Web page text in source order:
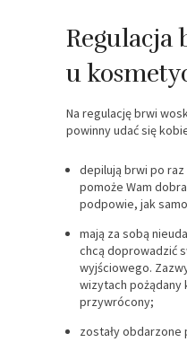
Regulacja
u
Na regulację brwi
powinny udać się
depilują brwi po
pomoże Wam
podpowie, jak
mają za sobą
chcą doprowadzić
wyjściowego.
wizytach pożądany
przywrócony;
zostały obdarzone